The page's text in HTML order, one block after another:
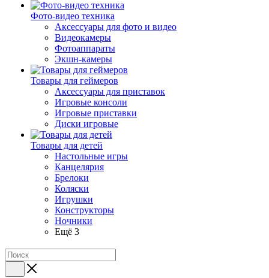
Фото-видео техника
Аксессуары для фото и видео
Видеокамеры
Фотоаппараты
Экшн-камеры
Товары для геймеров
Аксессуары для приставок
Игровые консоли
Игровые приставки
Диски игровые
Товары для детей
Настольные игры
Канцелярия
Брелоки
Коляски
Игрушки
Конструкторы
Ночники
Ещё 3